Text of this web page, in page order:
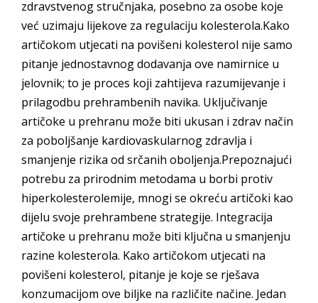
zdravstvenog stručnjaka, posebno za osobe koje
već uzimaju lijekove za regulaciju kolesterola.Kako
artičokom utjecati na povišeni kolesterol nije samo
pitanje jednostavnog dodavanja ove namirnice u
jelovnik; to je proces koji zahtijeva razumijevanje i
prilagodbu prehrambenih navika. Uključivanje
artičoke u prehranu može biti ukusan i zdrav način
za poboljšanje kardiovaskularnog zdravlja i
smanjenje rizika od srčanih oboljenja.Prepoznajući
potrebu za prirodnim metodama u borbi protiv
hiperkolesterolemije, mnogi se okreću artičoki kao
dijelu svoje prehrambene strategije. Integracija
artičoke u prehranu može biti ključna u smanjenju
razine kolesterola. Kako artičokom utjecati na
povišeni kolesterol, pitanje je koje se rješava
konzumacijom ove biljke na različite načine. Jedan